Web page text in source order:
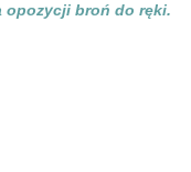
opozycji broń do ręki.